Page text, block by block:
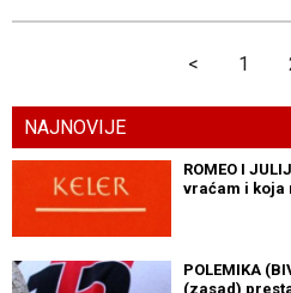
< 1
NAJNOVIJE
ROMEO I
vraćam i
POLEMIKA
(zasad)